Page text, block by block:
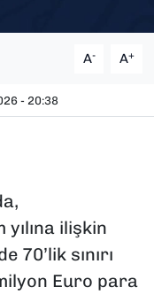
A- A+
- 20:38
ilişkin
70’lik sınırı
Euro para